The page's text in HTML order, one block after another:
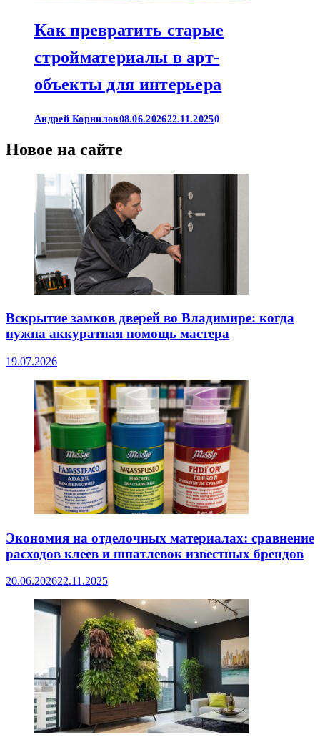
Как превратить старые
стройматериалы в арт-
объекты для интерьера
Андрей Корнилов08.06.202622.11.20250
Новое на сайте
Вскрытие замков дверей во Владимире: когда
нужна аккуратная помощь мастера
19.07.2026
Экономия на отделочных материалах: сравнение
расходов клеев и шпатлевок известных брендов
20.06.202622.11.2025